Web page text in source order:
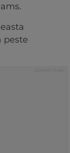
peste